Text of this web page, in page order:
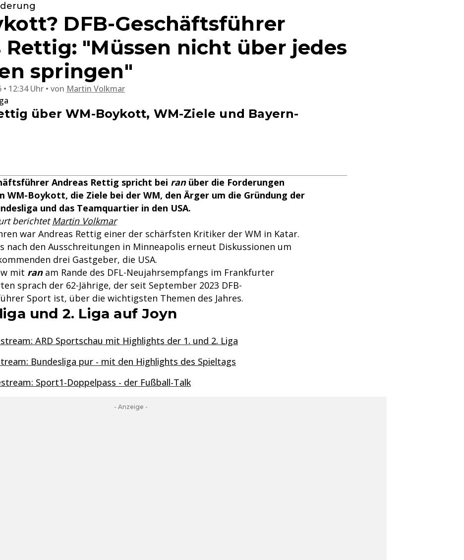
DFB-Geschäftsführer
Rettig: "Müssen nicht über jedes
springen"
• 12:34 Uhr von Martin Volkmar
über WM-Boykott, WM-Ziele und Bayern-
Andreas Rettig spricht bei ranüber die Forderungen
WM-Boykott, die Ziele bei der WM, den Ärger um die Gründung der
und das Teamquartier in den USA.
berichtetMartin Volkmar
war Andreas Rettig einer der schärfsten Kritiker der WM in Katar.
nach den Ausschreitungen in Minneapolis erneut Diskussionen um
drei Gastgeber, die USA.
mit ranam Rande des DFL-Neujahrsempfangs im Frankfurter
sprach der 62-Jährige, der seit September 2023 DFB-
Sport ist, über die wichtigsten Themen des Jahres.
und 2. Liga auf Joyn
ARD Sportschau mit Highlights der 1. und 2. Liga
Bundesliga pur - mit den Highlights des Spieltags
Sport1-Doppelpass - der Fußball-Talk
- Anzeige -